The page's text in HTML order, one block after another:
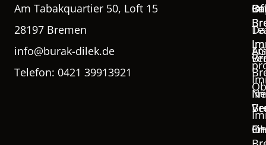
Am Tabakquartier 50, Loft 15
28197 Bremen
info@burak-dilek.de
Telefon: 0421 39913921